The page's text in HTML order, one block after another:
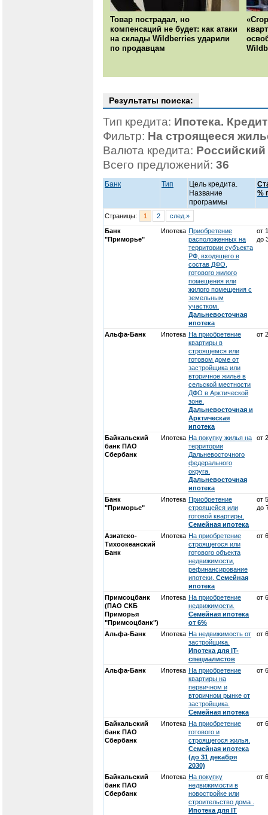
Товар пострадал, но
компенсаций не будет: как атаки
на склады Wildberries ударили
по продавцам
Результаты поиска:
Тип кредита: Ипотека.
Фильтр: На строящееся
Валюта кредита:
Всего предложений: 36
Банк Тип
Цель кредита.
Название
программы
%
Страницы: 1 2 след.»
Банк
"Приморье"
Ипотека Приобретение
расположенных на
территории субъекта
РФ, входящего в
состав ДФО,
готового жилого
помещения или
жилого помещения с
земельным
участком.
Дальневосточная
ипотека
от
до
Альфа-Банк Ипотека На приобретение
квартиры в
строящемся или
готовом доме от
застройщика или
вторичное жильё в
сельской местности
ДФО в Арктической
зоне.
Дальневосточная и
Арктическая
ипотека
от
Байкальский
банк ПАО
Сбербанк
Ипотека На покупку жилья на
территории
Дальневосточного
федерального
округа.
Дальневосточная
ипотека
от
Банк
"Приморье"
Ипотека Приобретение
строящейся или
готовой квартиры.
Семейная ипотека
от
до
Азиатско-
Тихоокеанский
Банк
Ипотека На приобретение
строящегося или
готового объекта
недвижимости,
рефинансирование
ипотеки. Семейная
ипотека
от
Примсоцбанк
(ПАО СКБ
Приморья
"Примсоцбанк")
Ипотека На приобретение
недвижимости.
Семейная ипотека
от 6%
от
Альфа-Банк Ипотека На недвижимость от
застройщика.
Ипотека для IT-
специалистов
от
Альфа-Банк Ипотека На приобретение
квартиры на
первичном и
вторичном рынке от
застройщика.
Семейная ипотека
от
Байкальский
банк ПАО
Сбербанк
Ипотека На приобретение
готового и
строящегося жилья.
Семейная ипотека
(до 31 декабря
2030)
от
Байкальский
банк ПАО
Сбербанк
Ипотека На покупку
недвижимости в
новостройке или
строительство дома .
Ипотека для IT
от